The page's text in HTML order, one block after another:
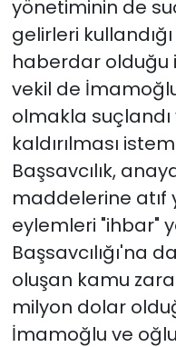
yönetiminin de
gelirleri
haberdar olduğu
vekil de
olmakla suçlandı
kaldırılması
Başsavcılık,
maddelerine atıf
eylemleri "ihbar"
Başsavcılığı'na
oluşan kamu
milyon dolar
İmamoğlu ve